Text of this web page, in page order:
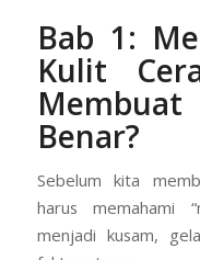
balik kulit yang
Bab 1:
Kulit
Membuat
Benar?
Sebelum kita